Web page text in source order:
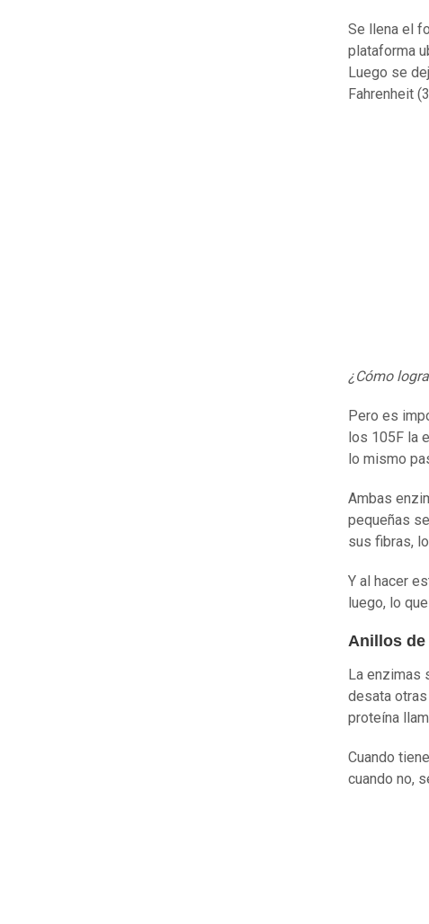
Se llena el
plataforma
Luego se
Fahrenheit
¿Cómo
Pero es
los 105F la
lo mismo
Ambas
pequeñas
sus fibras,
Y al hacer
luego, lo
Anillos de
La enzimas
desata otras
proteína
Cuando
cuando no,